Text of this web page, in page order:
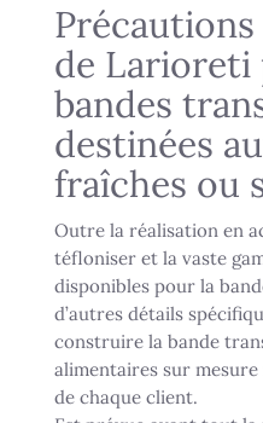
de Larioreti
bandes
destinées
fraîches ou
Outre la réalisation en
téfloniser et la vaste
disponibles pour la
d’autres détails
construire la bande
alimentaires sur
de chaque client.